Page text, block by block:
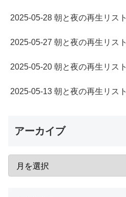
2025-05-28 朝と夜の再生リスト
2025-05-27 朝と夜の再生リスト
2025-05-20 朝と夜の再生リスト
2025-05-13 朝と夜の再生リスト
アーカイブ